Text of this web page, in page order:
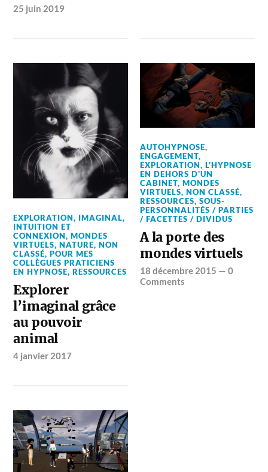
25 juin 2019
EXPLORATION, IMAGINAL,
INTUITION ET
CONNEXION,MONDES
VIRTUELS,NATURE,NON
CLASSÉ,POUR MES
COLLÈGUES PRATICIENS
EN HYPNOSE,RESSOURCES
Explorer
l’imaginal grâce
au pouvoir
animal
4 janvier 2017
AUTOHYPNOSE,
ENGAGEMENT,
EXPLORATION,L'HYPNOSE
EN DEHORS D'UN
CABINET,MONDES
VIRTUELS,NON CLASSÉ,
RESSOURCES,SOUS-
PERSONNALITÉS / PARTIES
/ FACETTES / DIVIDUS
A la porte des
mondes virtuels
18 décembre 2015 —0
Comments